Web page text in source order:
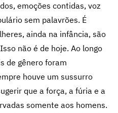
emoções contidas, voz
sem palavrões. É
ainda na infância, são
não é de hoje. Ao longo
de gênero foram
houve um sussurro
que a força, a fúria e a
somente aos homens.